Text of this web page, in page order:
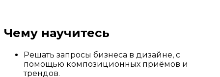
Чему научитесь
Решать запросы бизнеса в дизайне, с
помощью композиционных приёмов и
трендов.